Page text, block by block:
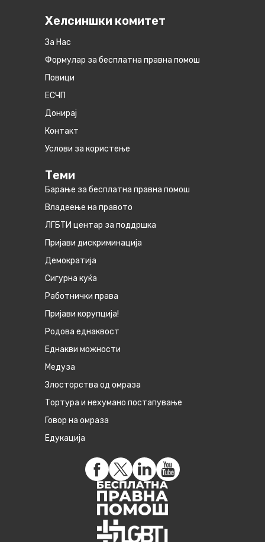
Хелсиншки комитет
За Нас
Формулар за бесплатна правна помош
Повици
ЕСЧП
Донирај
Контакт
Услови за користење
Теми
Барање за бесплатна правна помош
Владеење на правото
ЛГБТИ центар за поддршка
Пријави дискриминација
Демократија
Сигурна куќа
Работнички права
Пријави корупција!
Родова еднаквост
Eднакви можности
Медуза
Злосторства од омраза
Тортура и нехумано постапување
Говор на омраза
Едукација